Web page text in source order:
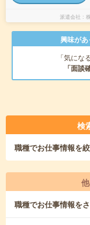
派遣会社
興味が
「気にな
「面談
検
職種でお仕事情報を
職種でお仕事情報を